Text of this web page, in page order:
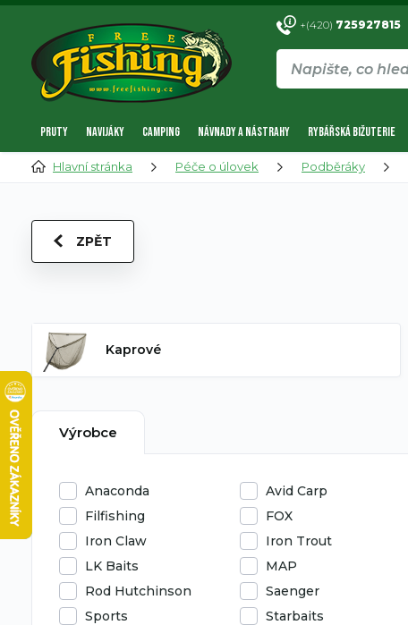
+(420) 725927815
PRUTY NAVIJÁKY CAMPING NÁVNADY A NÁSTRAHY RYBÁŘSKÁ BIŽUTERIE
Hlavní stránka Péče o úlovek Podběráky
ZPĚT
Kaprové
Výrobce
Anaconda Avid Carp
Filfishing
FOX
Iron Claw
Iron Trout
LK Baits
MAP
Rod Hutchinson
Saenger
Sports
Starbaits